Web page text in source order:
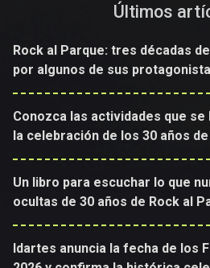
Últimos
Rock al Parque: tres décadas
por algunos de sus
Conozca las actividades que se
la celebración de los 30 años
Un libro para escuchar lo que
ocultas de 30 años de Rock al
Idartes anuncia la fecha de los